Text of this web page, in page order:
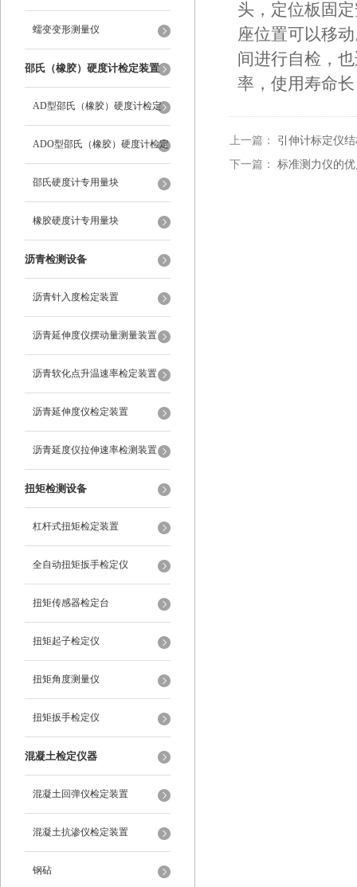
蠕变变形测量仪
邵氏（橡胶）硬度计检定装置
AD型邵氏（橡胶）硬度计检定
装置
ADO型邵氏（橡胶）硬度计检定
装置
邵氏硬度计专用量块
橡胶硬度计专用量块
沥青检测设备
沥青针入度检定装置
沥青延伸度仪摆动量测量装置
沥青软化点升温速率检定装置
沥青延伸度仪检定装置
沥青延度仪拉伸速率检测装置
扭矩检测设备
杠杆式扭矩检定装置
全自动扭矩扳手检定仪
扭矩传感器检定台
扭矩起子检定仪
扭矩角度测量仪
扭矩扳手检定仪
混凝土检定仪器
混凝土回弹仪检定装置
混凝土抗渗仪检定装置
钢砧
头，定位板固
座位置可以移
间进行自检，
率，使用寿命
上一篇： 引伸计标定仪
下一篇： 标准测力仪的